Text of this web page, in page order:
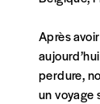
NB:
Après
perdure,
un voyage